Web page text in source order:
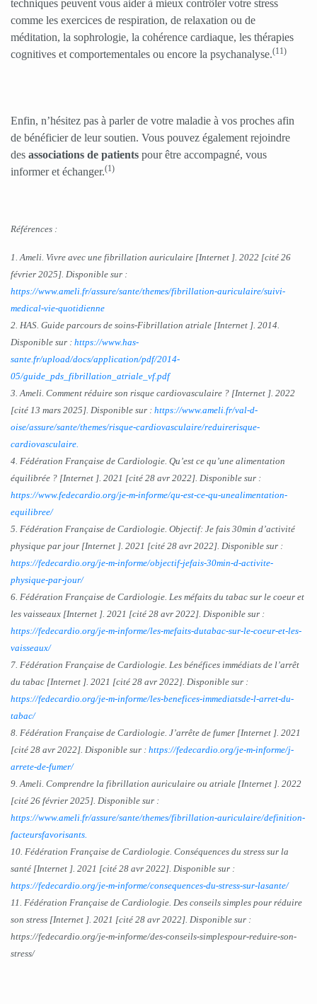
techniques peuvent vous aider à mieux contrôler votre stress
comme les exercices de respiration, de relaxation ou de
méditation, la sophrologie, la cohérence cardiaque, les thérapies
cognitives et comportementales ou encore la psychanalyse.(11)
Enfin, n’hésitez pas à parler de votre maladie à vos proches afin
de bénéficier de leur soutien. Vous pouvez également rejoindre
des associations de patients pour être accompagné, vous
informer et échanger.(1)
Références :
1. Ameli. Vivre avec une fibrillation auriculaire [Internet ]. 2022 [cité 26
février 2025]. Disponible sur :
https://www.ameli.fr/assure/sante/themes/fibrillation-auriculaire/suivi-
medical-vie-quotidienne
2. HAS. Guide parcours de soins-Fibrillation atriale [Internet ]. 2014.
Disponible sur : https://www.has-
sante.fr/upload/docs/application/pdf/2014-
05/guide_pds_fibrillation_atriale_vf.pdf
3. Ameli. Comment réduire son risque cardiovasculaire ? [Internet ]. 2022
[cité 13 mars 2025]. Disponible sur : https://www.ameli.fr/val-d-
oise/assure/sante/themes/risque-cardiovasculaire/reduirerisque-
cardiovasculaire.
4. Fédération Française de Cardiologie. Qu’est ce qu’une alimentation
équilibrée ? [Internet ]. 2021 [cité 28 avr 2022]. Disponible sur :
https://www.fedecardio.org/je-m-informe/qu-est-ce-qu-unealimentation-
equilibree/
5. Fédération Française de Cardiologie. Objectif: Je fais 30min d’activité
physique par jour [Internet ]. 2021 [cité 28 avr 2022]. Disponible sur :
https://fedecardio.org/je-m-informe/objectif-jefais-30min-d-activite-
physique-par-jour/
6. Fédération Française de Cardiologie. Les méfaits du tabac sur le coeur et
les vaisseaux [Internet ]. 2021 [cité 28 avr 2022]. Disponible sur :
https://fedecardio.org/je-m-informe/les-mefaits-dutabac-sur-le-coeur-et-les-
vaisseaux/
7. Fédération Française de Cardiologie. Les bénéfices immédiats de l’arrêt
du tabac [Internet ]. 2021 [cité 28 avr 2022]. Disponible sur :
https://fedecardio.org/je-m-informe/les-benefices-immediatsde-l-arret-du-
tabac/
8. Fédération Française de Cardiologie. J’arrête de fumer [Internet ]. 2021
[cité 28 avr 2022]. Disponible sur : https://fedecardio.org/je-m-informe/j-
arrete-de-fumer/
9. Ameli. Comprendre la fibrillation auriculaire ou atriale [Internet ]. 2022
[cité 26 février 2025]. Disponible sur :
https://www.ameli.fr/assure/sante/themes/fibrillation-auriculaire/definition-
facteursfavorisants.
10. Fédération Française de Cardiologie. Conséquences du stress sur la
santé [Internet ]. 2021 [cité 28 avr 2022]. Disponible sur :
https://fedecardio.org/je-m-informe/consequences-du-stress-sur-lasante/
11. Fédération Française de Cardiologie. Des conseils simples pour réduire
son stress [Internet ]. 2021 [cité 28 avr 2022]. Disponible sur :
https://fedecardio.org/je-m-informe/des-conseils-simplespour-reduire-son-
stress/